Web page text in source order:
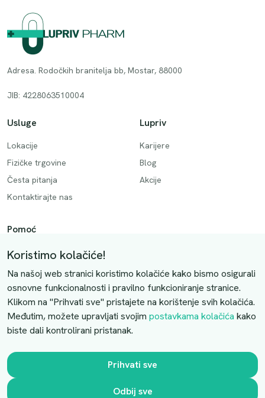
Adresa. Rodočkih branitelja bb, Mostar, 88000
JIB: 4228063510004
Usluge
Lokacije
Fizičke trgovine
Česta pitanja
Kontaktirajte nas
Lupriv
Karijere
Blog
Akcije
Pomoć
Način plaćanja
Dostava
Povrati i otkazivanje
Uslovi kupovine
Kontaktirajte nas
Slobodno nas kontaktirajte putem e-maila:
luprivpharm@luprivpharm.com
Koristimo kolačiće!
Na našoj web stranici koristimo kolačiće kako bismo osigurali
osnovne funkcionalnosti i pravilno funkcioniranje stranice.
Klikom na "Prihvati sve" pristajete na korištenje svih kolačića.
Međutim, možete upravljati svojim postavkama kolačića kako
biste dali kontrolirani pristanak.
Prihvati sve
Odbij sve